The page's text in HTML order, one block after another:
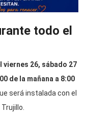
todo el
viernes 26, sábado 27
de la mañana a 8:00
será instalada con el